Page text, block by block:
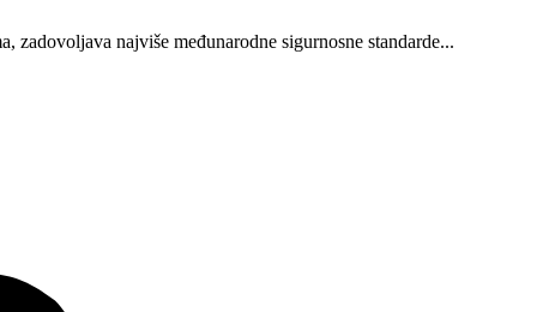
najviše međunarodne sigurnosne standarde...